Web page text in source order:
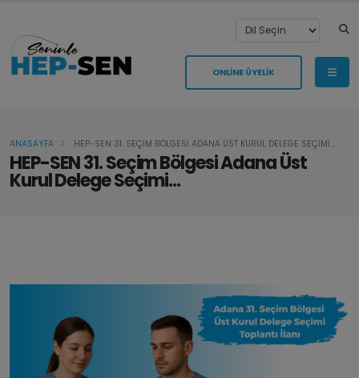
ONLİNE ÜYELİK
HEP-SEN 31. Seçim Bölgesi Adana Üst
Kurul Delege Seçimi...
ANASAYFA HEP-SEN 31. SEÇİM BÖLGESİ ADANA ÜST KURUL DELEGE SEÇİMİ...